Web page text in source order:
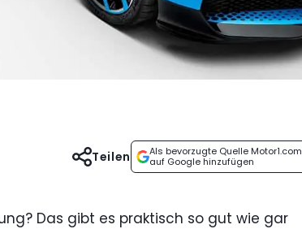
Als bevorzugte Quelle Motor1.com
auf Google hinzufügen
Teilen
Das gibt es praktisch so gut wie gar